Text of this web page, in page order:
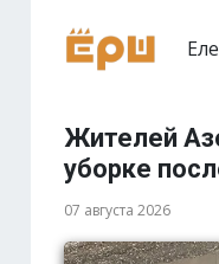
Жителей
уборке
07 августа 2026